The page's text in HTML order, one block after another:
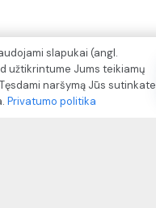
grąžinimo politika
slapukai (angl.
užtikrintume Jums teikiamų
naršymą Jūs sutinkate
Privatumo politika